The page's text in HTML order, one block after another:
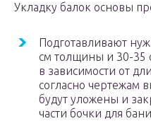
Укладку балок основы
Подготавливают
см толщины и 30-35
в зависимости от
согласно чертежам
будут уложены и
части бочки для